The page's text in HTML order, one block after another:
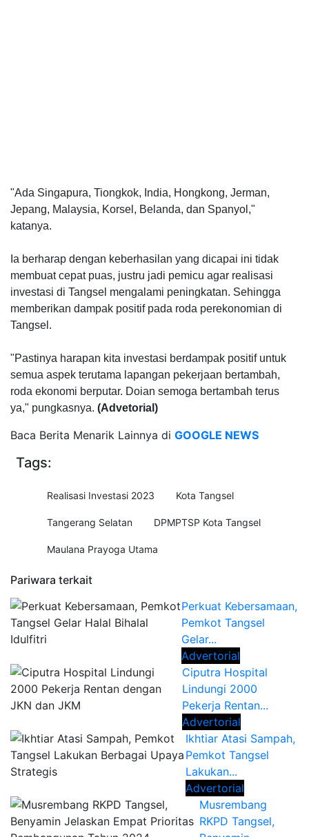
"Ada Singapura, Tiongkok, India, Hongkong, Jerman,
Jepang, Malaysia, Korsel, Belanda, dan Spanyol,"
katanya.
Ia berharap dengan keberhasilan yang dicapai ini tidak
membuat cepat puas, justru jadi pemicu agar realisasi
investasi di Tangsel mengalami peningkatan. Sehingga
memberikan dampak positif pada roda perekonomian di
Tangsel.
"Pastinya harapan kita investasi berdampak positif untuk
semua aspek terutama lapangan pekerjaan bertambah,
roda ekonomi berputar. Doian semoga bertambah terus
ya," pungkasnya. (Advetorial)
Baca Berita Menarik Lainnya di GOOGLE NEWS
Tags:
Realisasi Investasi 2023 Kota Tangsel
Tangerang Selatan DPMPTSP Kota Tangsel
Maulana Prayoga Utama
Pariwara terkait
Perkuat Kebersamaan,
Pemkot Tangsel
Gelar...
Advertorial
Ciputra Hospital
Lindungi 2000
Pekerja Rentan...
Advertorial
Ikhtiar Atasi Sampah,
Pemkot Tangsel
Lakukan...
Advertorial
Musrembang
RKPD Tangsel,